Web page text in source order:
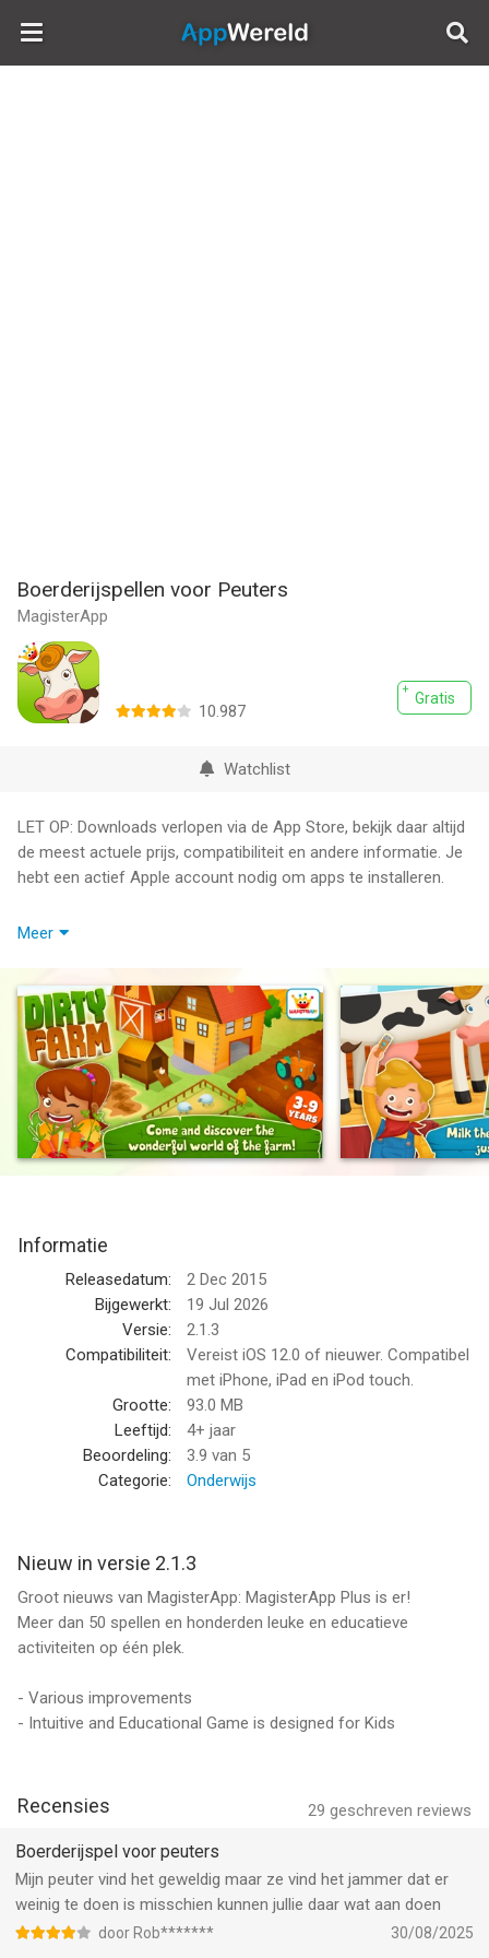
AppWereld
Boerderijspellen voor Peuters
MagisterApp
Gratis
10.987
Watchlist
LET OP: Downloads verlopen via de App Store, bekijk daar altijd
de meest actuele prijs, compatibiliteit en andere informatie. Je
hebt een actief Apple account nodig om apps te installeren.
“My niece will only play with this app, and now who will help
After the enormous success of Dirty Kids a new chapter of the
“Dirty” is now on its way. Download the next adventure now!
Have fun and learn about farm animals! But be careful as you
can get really dirty!
After looking after all the animals, you can jump in the puddles
and run to have your bath just to make grandma happy.
games where the animals come to life for guaranteed fun!
- Create your own character selecting from thousands of
- Milk the cow
- Collect the eggs
- Shear the sheep
- Feed the rabbits
- Clean the horse's teeth
An educating and stimulating game, where your children can
The full version offers all mini-games, while the trial version
offers games with some of the animals, splashing in the
MAGISTERAPP PLUS
More than 50 games and hundreds of fun and educational
No ads, 7-day free trial, and cancel anytime.
Terms of use:
https://www.magisterapp.com/wp/terms_of_use
Meer
Informatie
Releasedatum:
2 Dec 2015
Bijgewerkt:
19 Jul 2026
Versie:
2.1.3
Compatibiliteit:
Vereist iOS 12.0 of nieuwer. Compatibel
met iPhone, iPad en iPod touch.
Grootte:
93.0 MB
Leeftijd:
4+ jaar
Beoordeling:
3.9 van 5
Categorie:
Onderwijs
Nieuw in versie 2.1.3
Groot nieuws van MagisterApp: MagisterApp Plus is er!
Meer dan 50 spellen en honderden leuke en educatieve
activiteiten op één plek.
- Various improvements
- Intuitive and Educational Game is designed for Kids
29 geschreven reviews
Recensies
Boerderijspel voor peuters
Mijn peuter vind het geweldig maar ze vind het jammer dat er
weinig te doen is misschien kunnen jullie daar wat aan doen
door Rob******* 30/08/2025